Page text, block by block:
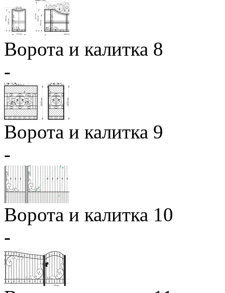
Ворота и калитка 8
-
Ворота и калитка 9
-
Ворота и калитка 10
-